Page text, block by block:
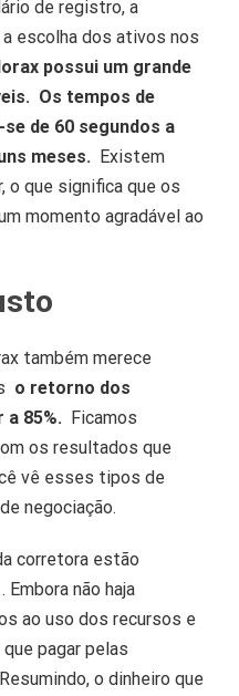
de registro, a
escolha dos ativos nos
possui um grande
Os tempos de
de 60 segundos a
meses. Existem
o que significa que os
momento agradável ao
também merece
o retorno dos
85%. Ficamos
os resultados que
vê esses tipos de
negociação.
corretora estão
. Embora não haja
ao uso dos recursos e
pagar pelas
Resumindo, o dinheiro que